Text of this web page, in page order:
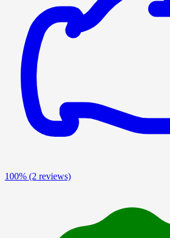
100% (2 reviews)